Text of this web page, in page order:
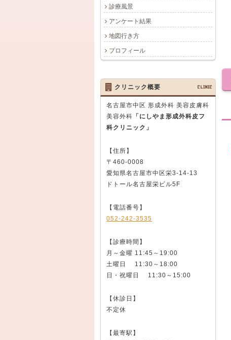
診療風景
アンケート結果
地図行き方
プロフィール
クリニック概要 CLINIC
名古屋市中区 形成外科 美容皮膚科
美容外科 「にしやま形成外科皮フ
科クリニック」
【住所】
〒460-0008
愛知県名古屋市中区栄3-14-13
ドトール名古屋栄ビル5F
【電話番号】
052-242-3535
【診療時間】
月～金曜 11:45～19:00
土曜日 11:30～18:00
日・祝曜日 11:30～15:00
【休診日】
不定休
【最寄駅】